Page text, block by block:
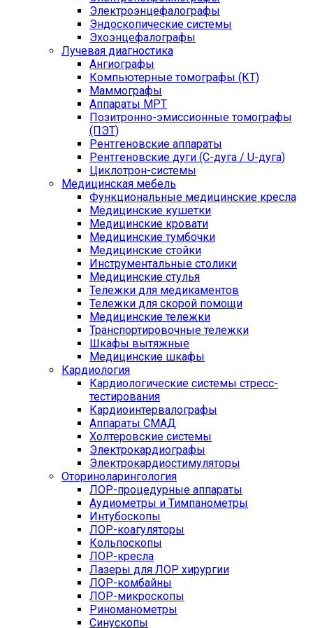
Электроэнцефалографы
Эндоскопические системы
Эхоэнцефалографы
Лучевая диагностика
Ангиографы
Компьютерные томографы (КТ)
Маммографы
Аппараты МРТ
Позитронно-эмиссионные томографы
(ПЭТ)
Рентгеновские аппараты
Рентгеновские дуги (С-дуга / U-дуга)
Циклотрон-системы
Медицинская мебель
Функциональные медицинские кресла
Медицинские кушетки
Медицинские кровати
Медицинские тумбочки
Медицинские стойки
Инструментальные столики
Медицинские стулья
Тележки для медикаментов
Тележки для скорой помощи
Медицинские тележки
Транспортировочные тележки
Шкафы вытяжные
Медицинские шкафы
Кардиология
Кардиологические системы стресс-
тестирования
Кардиоинтервалографы
Аппараты СМАД
Холтеровские системы
Электрокардиографы
Электрокардиостимуляторы
Оториноларингология
ЛОР-процедурные аппараты
Аудиометры и Тимпанометры
Интубоскопы
ЛОР-коагуляторы
Кольпоскопы
ЛОР-кресла
Лазеры для ЛОР хирургии
ЛОР-комбайны
ЛОР-микроскопы
Риноманометры
Синускопы